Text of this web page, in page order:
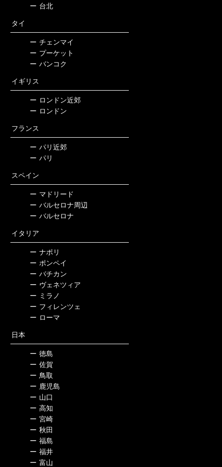
ー 台北
タイ
ー チェンマイ
ー プーケット
ー バンコク
イギリス
ー ロンドン近郊
ー ロンドン
フランス
ー パリ近郊
ー パリ
スペイン
ー マドリード
ー バルセロナ周辺
ー バルセロナ
イタリア
ー ナポリ
ー ポンペイ
ー バチカン
ー ヴェネツィア
ー ミラノ
ー フィレンツェ
ー ローマ
日本
ー 徳島
ー 佐賀
ー 鳥取
ー 鹿児島
ー 山口
ー 高知
ー 宮崎
ー 秋田
ー 福島
ー 福井
ー 富山